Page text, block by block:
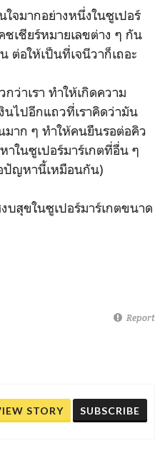
จมากอย่างหนึ่งในซูเปอร์
เชียร์หมายเลขต่าง ๆ กัน
ต่อให้เป็นที่เจนีวาก็เถอะ
ว่าเรา ทำให้เกิดความ
นไปอีกแถวที่เราคิดว่ามัน
มาก ๆ ทำให้คนยืนรอต่อคิว
ในซูเปอร์มาร์เกตที่อื่น ๆ
ปัญหานี้เหมือนกัน)
บสุขในซูเปอร์มาร์เกตขนาด
Report
STORY SUBSCRIBE